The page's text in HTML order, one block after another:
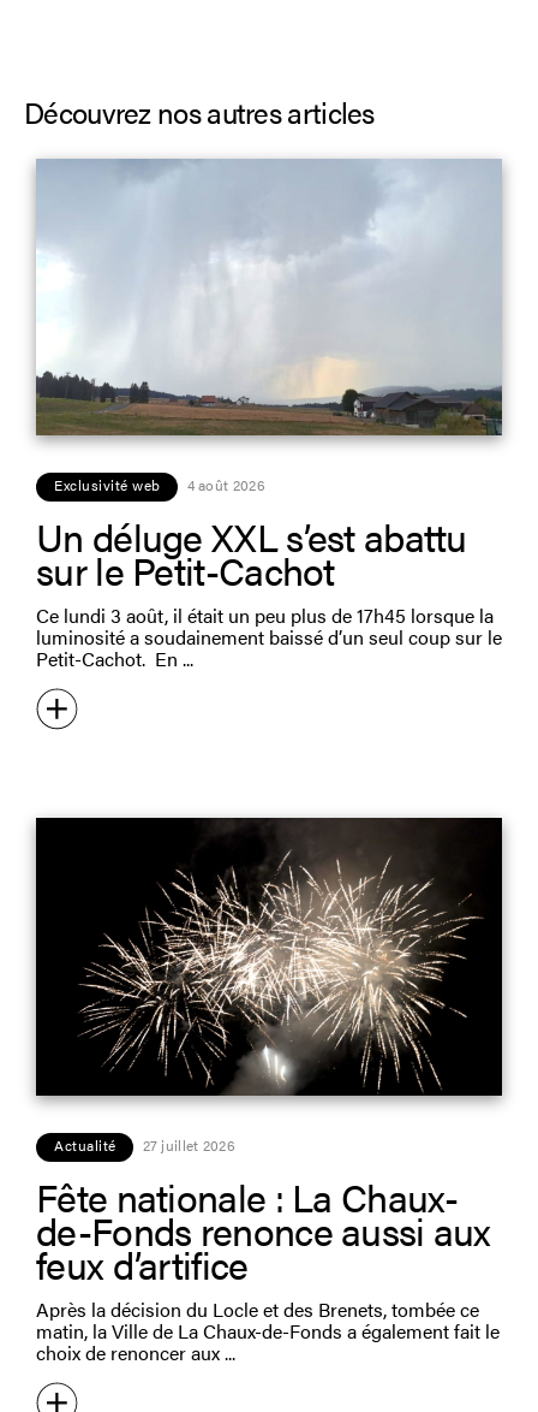
Découvrez nos autres articles
Exclusivité web 4 août 2026
Un déluge XXL s’est abattu
sur le Petit-Cachot
Ce lundi 3 août, il était un peu plus de 17h45 lorsque la
luminosité a soudainement baissé d’un seul coup sur le
Petit-Cachot. En
Actualité 27 juillet 2026
Fête nationale : La Chaux-
de-Fonds renonce aussi aux
feux d’artifice
Après la décision du Locle et des Brenets, tombée ce
matin, la Ville de La Chaux-de-Fonds a également fait le
choix de renoncer aux